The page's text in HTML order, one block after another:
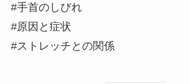
#手首のしびれ
#原因と症状
#ストレッチとの関係